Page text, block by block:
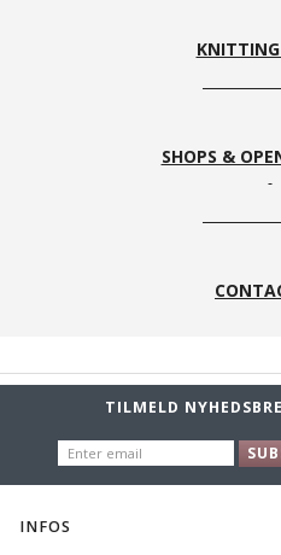
KNITTING
SHOPS &
TILMELD
EMAIL
INFOS